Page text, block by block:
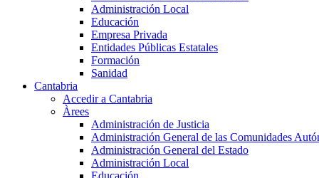
Administración Local
Educación
Empresa Privada
Entidades Públicas Estatales
Formación
Sanidad
Cantabria
Accedir a Cantabria
Àrees
Administración de Justicia
Administración General de las Comunidades
Administración General del Estado
Administración Local